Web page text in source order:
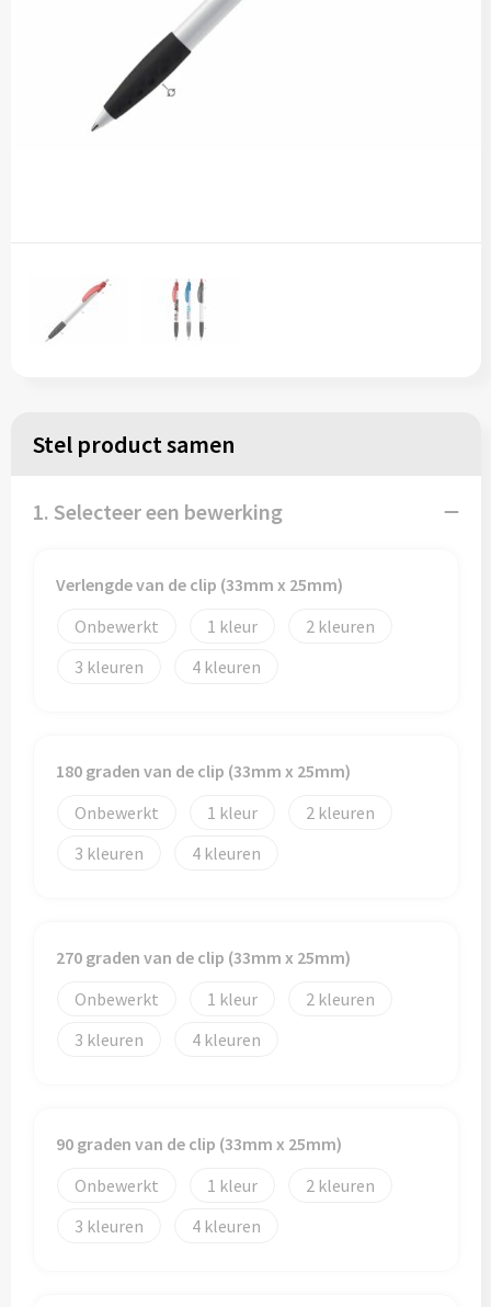
Stel product samen
1. Selecteer een bewerking
Verlengde van de clip (33mm x 25mm)
Onbewerkt
1
2
3
4
180 graden van de clip (33mm x 25mm)
Onbewerkt
1
2
3
4
270 graden van de clip (33mm x 25mm)
Onbewerkt
1
2
3
4
90 graden van de clip (33mm x 25mm)
Onbewerkt
1
2
3
4